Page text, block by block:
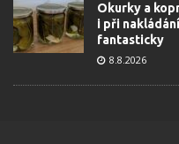
Okurky a
i při
fantasticky
8.8.2026